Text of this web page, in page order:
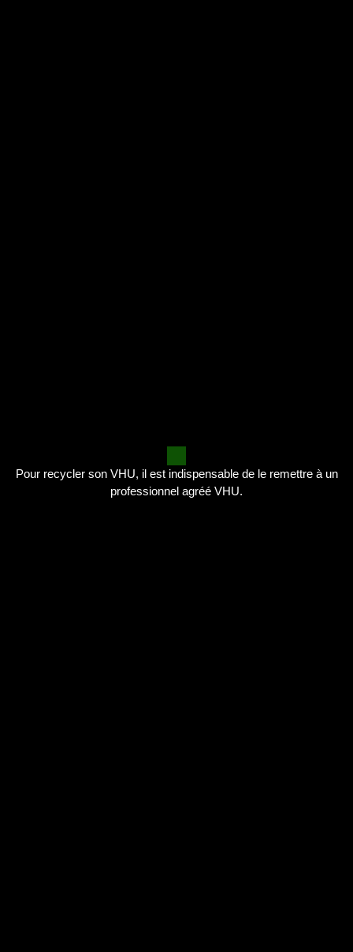
Pour recycler son VHU, il est indispensable de le remettre à un
professionnel agréé VHU.